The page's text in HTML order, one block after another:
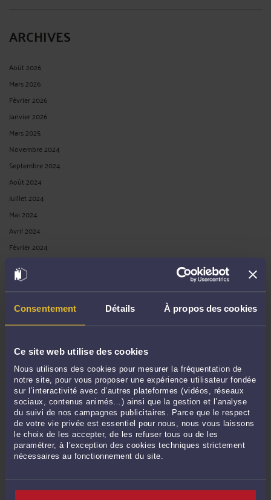
Consentement Détails À propos des cookies
Ce site web utilise des cookies
Nous utilisons des cookies pour mesurer la fréquentation de
notre site, pour vous proposer une expérience utilisateur fondée
sur l’interactivité avec d’autres plateformes (vidéos, réseaux
sociaux, contenus animés…) ainsi que la gestion et l’analyse
du suivi de nos campagnes publicitaires. Parce que le respect
de votre vie privée est essentiel pour nous, nous vous laissons
le choix de les accepter, de les refuser tous ou de les
paramétrer, à l’exception des cookies techniques strictement
nécessaires au fonctionnement du site.
ARCHIVES
Août 2026
Mars 2026
Février 2026
Janvier 2026
Mars 2025
Novembre 2024
Septembre 2024
Août 2024
Juillet 2024
Mai 2024
Avril 2024
Février 2024
Octobre 2023
Septembre 2023
Août 2023
Mai 2023
Octobre 2022
Août 2022
Mai 2022
Avril 2022
Février 2022
Janvier 2022
Septembre 2021